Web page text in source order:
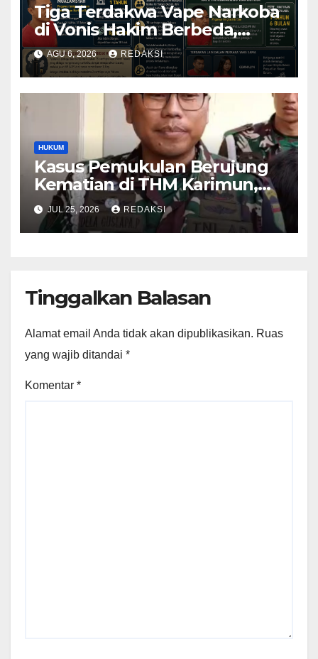
Tiga Terdakwa Vape Narkoba
di Vonis Hakim Berbeda,
Oknum Pegawai Imigrasi
Batam Paling Ringan
AGU 6, 2026 REDAKSI
HUKUM
Kasus Pemukulan Berujung
Kematian di THM Karimun,
Oknum Perwira TNI Resmi
Jadi Tersangka
JUL 25, 2026 REDAKSI
Tinggalkan Balasan
Alamat email Anda tidak akan dipublikasikan. Ruas
yang wajib ditandai *
Komentar *